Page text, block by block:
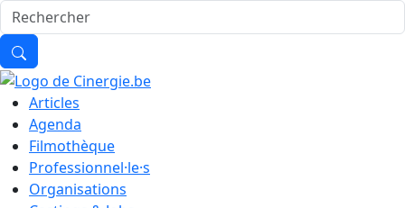
Articles
Agenda
Filmothèque
Professionnel·le·s
Organisations